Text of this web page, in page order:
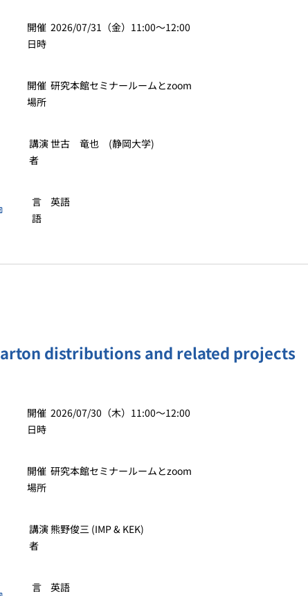
開催
日時
2026/07/31（金）11:00〜12:00
開催
場所
研究本館セミナールームとzoom
講演
者
世古 竜也 (静岡大学)
言
語
英語
distributions and related projects
開催
日時
2026/07/30（木）11:00〜12:00
開催
場所
研究本館セミナールームとzoom
講演
者
熊野俊三 (IMP & KEK)
言
英語